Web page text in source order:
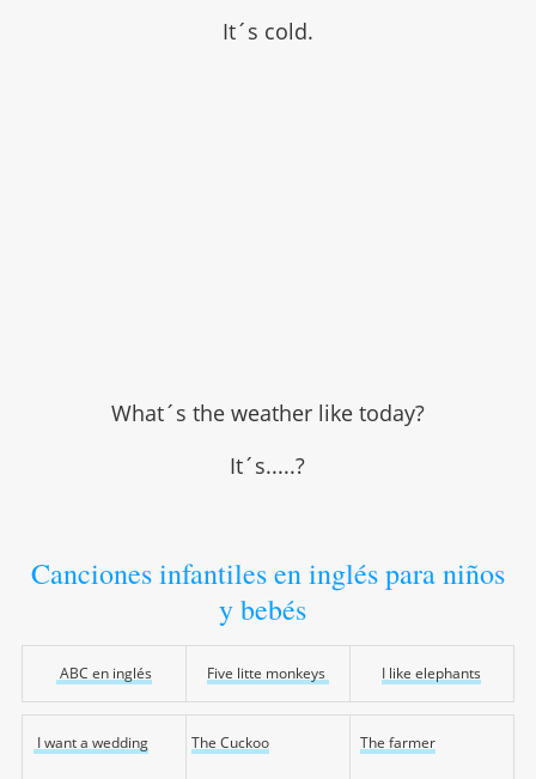
It´s cold.
What´s the weather like today?
It´s.....?
Canciones infantiles en inglés para niños
y bebés
ABC en inglés Five litte monkeys I like elephants
I want a wedding The Cuckoo The farmer